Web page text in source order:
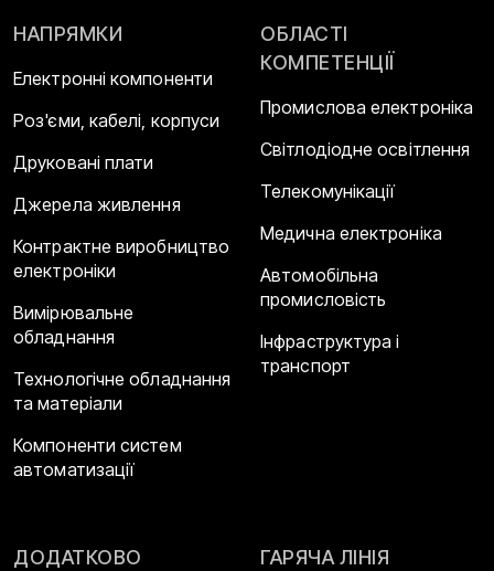
НАПРЯМКИ
Електронні компоненти
Роз'єми, кабелі, корпуси
Друковані плати
Джерела живлення
Контрактне виробництво
електроніки
Вимірювальне
обладнання
Технологічне обладнання
та матеріали
Компоненти систем
автоматизації
ОБЛАСТІ
КОМПЕТЕНЦІЇ
Промислова електроніка
Світлодіодне освітлення
Телекомунікації
Медична електроніка
Автомобільна
промисловість
Інфраструктура і
транспорт
ДОДАТКОВО ГАРЯЧА ЛІНІЯ